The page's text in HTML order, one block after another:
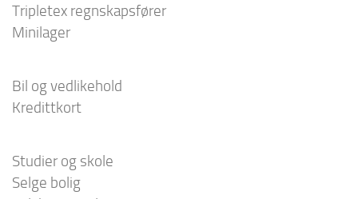
Tripletex regnskapsfører
Minilager
Bil og vedlikehold
Kredittkort
Studier og skole
Selge bolig